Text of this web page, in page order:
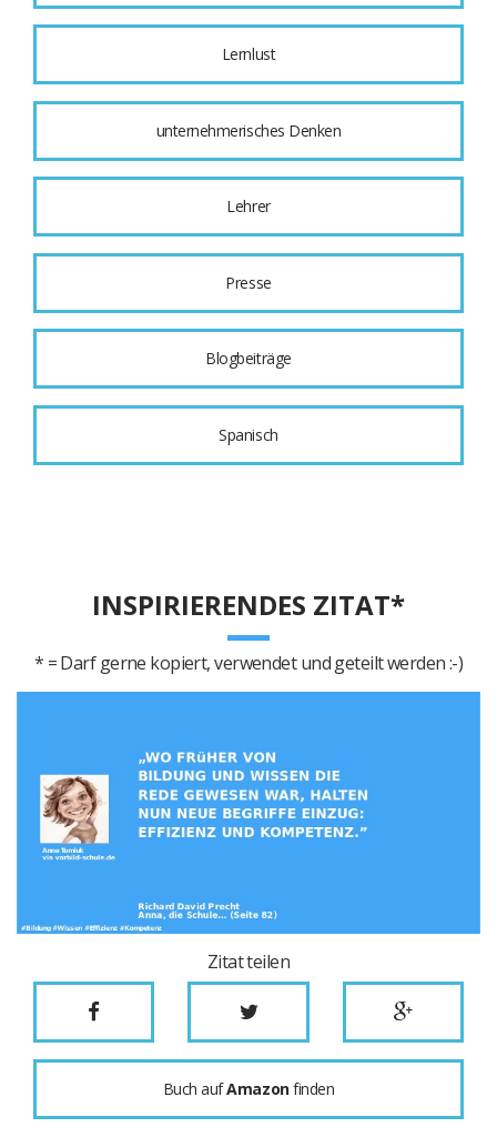
Lernlust
unternehmerisches Denken
Lehrer
Presse
Blogbeiträge
Spanisch
INSPIRIERENDES ZITAT*
* = Darf gerne kopiert, verwendet und geteilt werden :-)
Zitat teilen
Buch aufAmazonfinden